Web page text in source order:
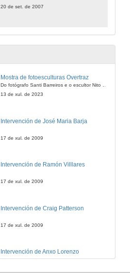
20 de set. de 2007
Mostra de fotoesculturas Overtraz
13 de xul. de 2023
Intervención de José Maria Barja
17 de xul. de 2009
Intervención de Ramón Villlares
17 de xul. de 2009
Intervención de Craig Patterson
17 de xul. de 2009
Intervención de Anxo Lorenzo